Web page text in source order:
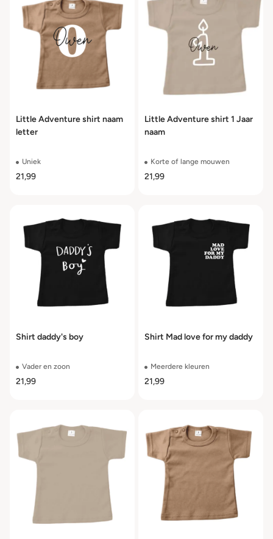
Little Adventure shirt naam
letter
Uniek
21,99
Little Adventure shirt 1 Jaar
naam
Korte of lange mouwen
21,99
Shirt daddy's boy
Vader en zoon
21,99
Shirt Mad love for my daddy
Meerdere kleuren
21,99